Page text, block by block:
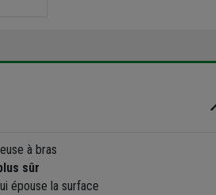
à bras
sûr
épouse la surface